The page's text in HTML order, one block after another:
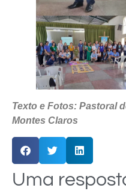
Texto e Fotos: Pastoral
Montes Claros
Uma